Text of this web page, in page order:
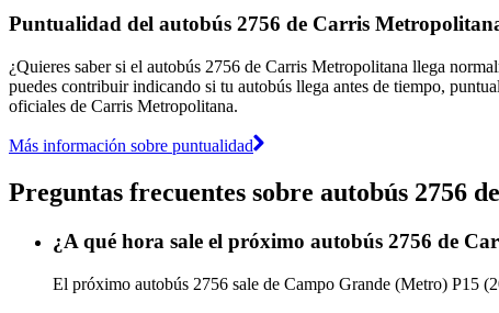
Puntualidad del autobús 2756 de Carris
¿Quieres saber si el autobús 2756 de Carris Metropolitana llega
puedes contribuir indicando si tu autobús llega antes de tiempo,
oficiales de Carris Metropolitana.
Más información sobre puntualidad
Preguntas frecuentes sobre autobús 2756
¿A qué hora sale el próximo autobús 2756 de
El próximo autobús 2756 sale de Campo Grande (Metro) P15